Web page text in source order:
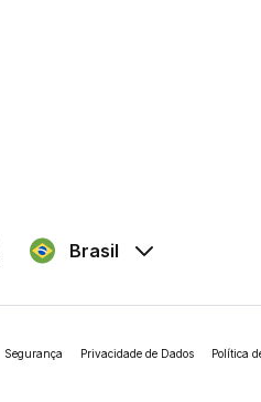
Brasil
Segurança Privacidade de Dados Política